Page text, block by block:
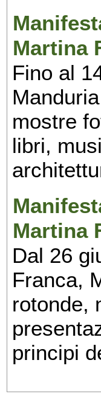
Martina
Fino al
mostre
libri,
Martina
Dal 26
Franca,
rotonde,
principi